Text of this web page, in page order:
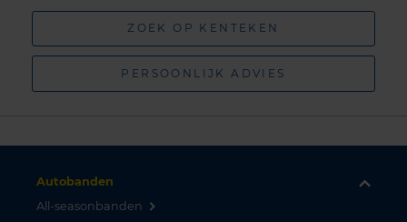
ZOEK OP KENTEKEN
PERSOONLIJK ADVIES
Autobanden
All-seasonbanden